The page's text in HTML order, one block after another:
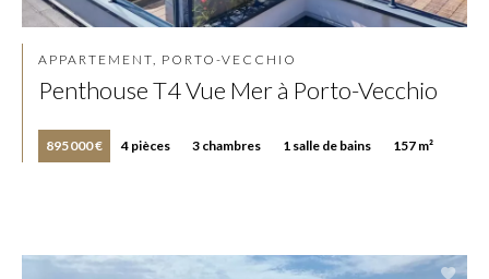
APPARTEMENT, PORTO-VECCHIO
Penthouse T4 Vue Mer à Porto-Vecchio
895 000 € 4 pièces 3 chambres 1 salle de bains 157 m²